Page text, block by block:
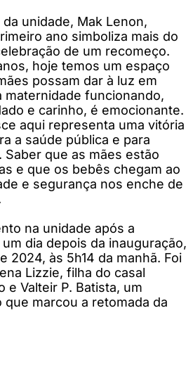
unidade, Mak Lenon,
ano simboliza mais do
de um recomeço.
hoje temos um espaço
possam dar à luz em
maternidade funcionando,
e carinho, é emocionante.
aqui representa uma vitória
a saúde pública e para
Saber que as mães estão
e que os bebês chegam ao
e segurança nos enche de
na unidade após a
dia depois da inauguração,
2024, às 5h14 da manhã. Foi
Lizzie, filha do casal
e Valteir P. Batista, um
marcou a retomada da